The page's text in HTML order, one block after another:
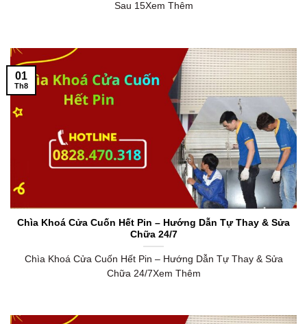
Sau 15Xem Thêm
Chìa Khoá Cửa Cuốn Hết Pin – Hướng Dẫn Tự Thay & Sửa
Chữa 24/7
Chìa Khoá Cửa Cuốn Hết Pin – Hướng Dẫn Tự Thay & Sửa
Chữa 24/7Xem Thêm
01
Th8